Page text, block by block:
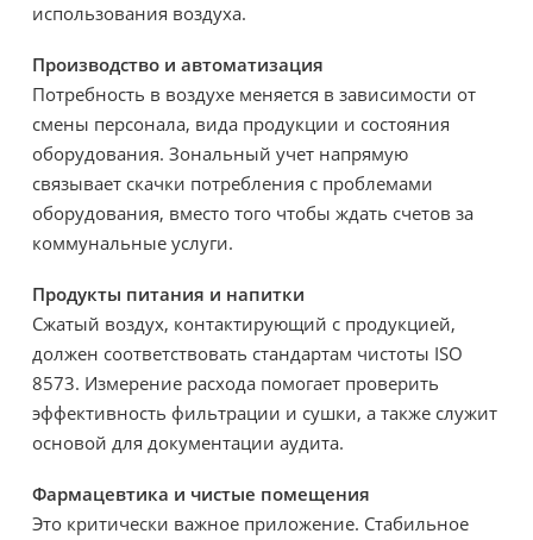
использования воздуха.
Производство и автоматизация
Потребность в воздухе меняется в зависимости от
смены персонала, вида продукции и состояния
оборудования. Зональный учет напрямую
связывает скачки потребления с проблемами
оборудования, вместо того чтобы ждать счетов за
коммунальные услуги.
Продукты питания и напитки
Сжатый воздух, контактирующий с продукцией,
должен соответствовать стандартам чистоты ISO
8573. Измерение расхода помогает проверить
эффективность фильтрации и сушки, а также служит
основой для документации аудита.
Фармацевтика и чистые помещения
Это критически важное приложение. Стабильное